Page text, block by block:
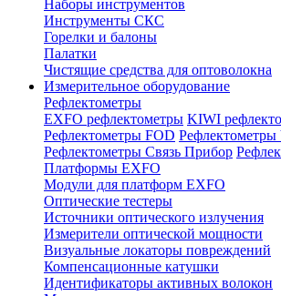
Наборы инструментов
Инструменты СКС
Горелки и балоны
Палатки
Чистящие средства для оптоволокна
Измерительное оборудование
Рефлектометры
EXFO рефлектометры KIWI
Рефлектометры FOD Рефлектометры
Рефлектометры Связь Прибор
Платформы EXFO
Модули для платформ EXFO
Оптические тестеры
Источники оптического излучения
Измерители оптической мощности
Визуальные локаторы повреждений
Компенсационные катушки
Идентификаторы активных волокон